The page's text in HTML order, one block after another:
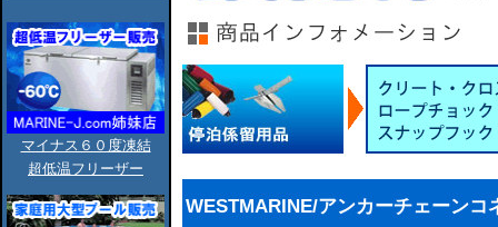
マイナス６０度凍結
超低温フリーザー
WESTMARINE/アンカーチェーン